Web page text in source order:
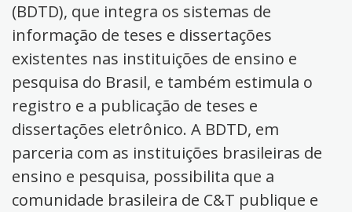
(BDTD), que integra os sistemas de
informação de teses e dissertações
existentes nas instituições de ensino e
pesquisa do Brasil, e também estimula o
registro e a publicação de teses e
dissertações eletrônico. A BDTD, em
parceria com as instituições brasileiras de
ensino e pesquisa, possibilita que a
comunidade brasileira de C&T publique e